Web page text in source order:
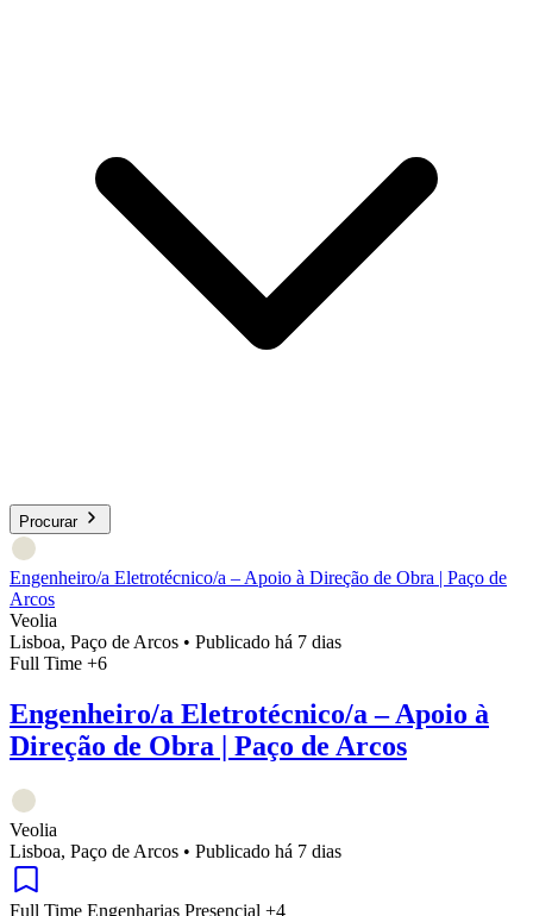
Procurar
Engenheiro/a Eletrotécnico/a – Apoio à Direção de Obra | Paço de
Arcos
Veolia
Lisboa, Paço de Arcos • Publicado há 7 dias
Full Time +6
Engenheiro/a Eletrotécnico/a – Apoio à
Direção de Obra | Paço de Arcos
Veolia
Lisboa, Paço de Arcos • Publicado há 7 dias
Full Time Engenharias Presencial +4